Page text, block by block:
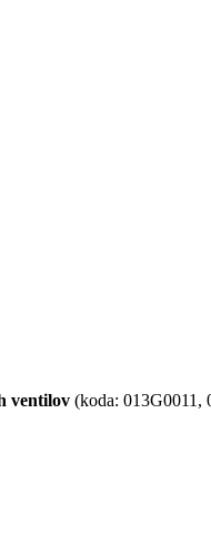
ventilov (koda: 013G0011,